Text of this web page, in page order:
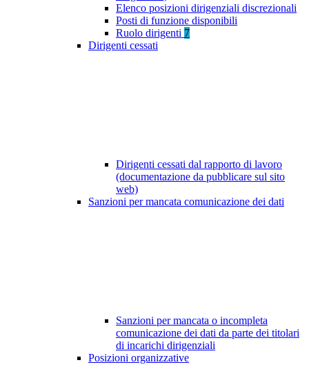
Elenco posizioni dirigenziali discrezionali
Posti di funzione disponibili
Ruolo dirigenti 7
Dirigenti cessati
Dirigenti cessati dal rapporto di lavoro
(documentazione da pubblicare sul sito
web)
Sanzioni per mancata comunicazione dei dati
Sanzioni per mancata o incompleta
comunicazione dei dati da parte dei titolari
di incarichi dirigenziali
Posizioni organizzative